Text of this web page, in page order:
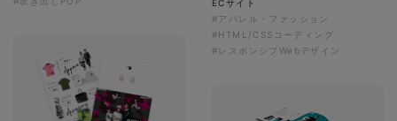
ECサイト
#アパレル・ファッション
#HTML/CSSコーディング
#レスポンシブWebデザイン